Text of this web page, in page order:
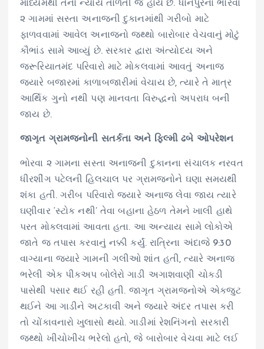
માધ્યમથી તેનો ન્યાય તોળતી જ હોય છે. ધાનપુરના ભોરવા
૨ ગામમાં સસ્તા અનાજની દુકાનમાંથી ગરીબો માટે
ફાળવવામાં આવેલ અનાજનો જથ્થો બારોબાર વેચવાનું મોટું
કૌભાંડ સામે આવ્યું છે. સરકાર દ્વારા અંત્યોદય અને
જરૂરિયાતમંદ પરિવારો માટે મોકલવામાં આવતું અનાજ
જ્યારે બજારમાં કાળાબજારીમાં વેચાય છે, ત્યારે તે માત્ર
આર્થિક ગુનો નથી પણ માનવતા વિરુદ્ધનો અપરાધ બની
જાય છે.
જાગૃત ગ્રામજનોની સતર્કતા અને ફિલ્મી ઢબે ઓપરેશન
ભોરવા ૨ ગામના સસ્તા અનાજની દુકાનના સંચાલક નરવત
ધીરશીંગ પટેલની હિલચાલ પર ગ્રામજનોને ઘણા સમયથી
શંકા હતી. ગરીબ પરિવારો જ્યારે અનાજ લેવા જાય ત્યારે
ઘણીવાર ‘સ્ટોક નથી’ તેવા બહાના હેઠળ તેમને ખાલી હાથે
પરત મોકલવામાં આવતા હતા. આ અન્યાય સામે લોકોએ
જાતે જ તપાસ કરવાનું નક્કી કર્યું. રાત્રિના અંદાજે 9:30
વાગ્યાના જ્યારે ગામની ગલીઓ શાંત હતી, ત્યારે અનાજ
ભરેલી એક પીકઅપ બોલેરો ગાડી અગાશવાણી ચોકડી
પાસેથી પસાર થઈ રહી હતી. જાગૃત ગ્રામજનોએ એકજુટ
થઈને આ ગાડીને અટકાવી અને જ્યારે અંદર તપાસ કરી
તો ચોંકાવનારો ખુલાસો થયો. ગાડીમાં રેશનિંગનો સરકારી
જથ્થો ખીચોખીચ ભરેલો હતો, જે બારોબાર વેચવા માટે લઈ